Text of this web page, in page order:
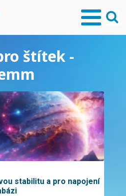
štítek -
stabilitu a pro napojení